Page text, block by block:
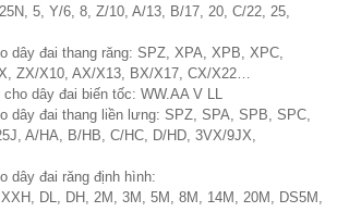
5, Y/6, 8, Z/10, A/13, B/17, 20, C/22, 25,
dây đai thang răng: SPZ, XPA, XPB, XPC,
ZX/X10, AX/X13, BX/X17, CX/X22…
cho dây đai biến tốc: WW.AA V LL
dây đai thang liền lưng: SPZ, SPA, SPB, SPC,
A/HA, B/HB, C/HC, D/HD, 3VX/9JX,
dây đai răng định hình:
DL, DH, 2M, 3M, 5M, 8M, 14M, 20M, DS5M,